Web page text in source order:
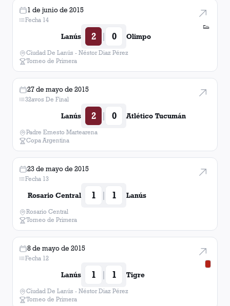
Olimpo
👟
1 de junio de 2015
Fecha 14
Lanús 2 | 0 Olimpo
Ciudad De Lanús - Néstor Diaz Pérez
Torneo de Primera
27 de mayo de 2015
32avos De Final
Lanús 2 | 0 Atlético Tucumán
Padre Ernesto Martearena
Copa Argentina
23 de mayo de 2015
Fecha 13
Rosario Central 1 | 1 Lanús
Rosario Central
Torneo de Primera
8 de mayo de 2015
Fecha 12
Lanús 1 | 1 Tigre
Ciudad De Lanús - Néstor Diaz Pérez
Torneo de Primera